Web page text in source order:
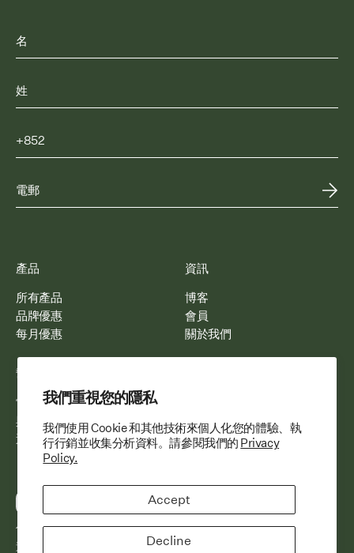
我們重視您的隱私
我們使用 Cookie 和其他技術來個人化您的體驗、執
行行銷並收集分析資料。請參閱我們的 Privacy
Policy.
Accept
Decline
產品
所有產品
品牌優惠
每月優惠
資訊
博客
會員
關於我們
幫助
常見問題
與我們合作
運送與配送
WhatsApp 我們
付款方式
條款與細則
退貨和退款政策